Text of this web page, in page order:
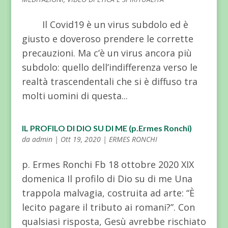
Il Covid19 è un virus subdolo ed è
giusto e doveroso prendere le corrette
precauzioni. Ma c’è un virus ancora più
subdolo: quello dell’indifferenza verso le
realtà trascendentali che si è diffuso tra
molti uomini di questa...
IL PROFILO DI DIO SU DI ME (p.Ermes Ronchi)
da admin| Ott 19, 2020| ERMES RONCHI
p. Ermes Ronchi Fb 18 ottobre 2020 XIX
domenica Il profilo di Dio su di me Una
trappola malvagia, costruita ad arte: “È
lecito pagare il tributo ai romani?”. Con
qualsiasi risposta, Gesù avrebbe rischiato